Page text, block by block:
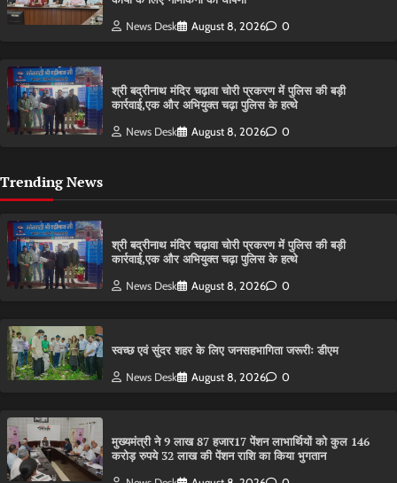
News Desk August 8, 2026 0
श्री बद्रीनाथ मंदिर चढ़ावा चोरी प्रकरण में पुलिस की बड़ी
कार्रवाई,एक और अभियुक्त चढ़ा पुलिस के हत्थे
News Desk August 8, 2026 0
Trending News
श्री बद्रीनाथ मंदिर चढ़ावा चोरी प्रकरण में पुलिस की बड़ी
कार्रवाई,एक और अभियुक्त चढ़ा पुलिस के हत्थे
News Desk August 8, 2026 0
स्वच्छ एवं सुंदर शहर के लिए जनसहभागिता जरूरीः डीएम
News Desk August 8, 2026 0
मुख्यमंत्री ने 9 लाख 87 हजार17 पेंशन लाभार्थियों को कुल 146
करोड़ रुपये 32 लाख की पेंशन राशि का किया भुगतान